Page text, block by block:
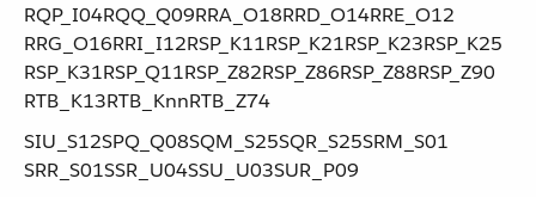
RQP_I04​ ​RQQ_Q09​ ​RRA_O18​ ​RRD_O14​ ​RRE_O12​ ​
RRG_O16​ ​RRI_I12​ ​RSP_K11​ ​RSP_K21​ ​RSP_K23​ ​RSP_K25​ ​
RSP_K31​ ​RSP_Q11​ ​RSP_Z82​ ​RSP_Z86​ ​RSP_Z88​ ​RSP_Z90​ ​
RTB_K13​ ​RTB_K​nn ​RTB_Z74
SIU_S12​ ​SPQ_Q08​ ​SQM_S25​ ​SQR_S25​ ​SRM_S01​ ​
SRR_S01​ ​SSR_U04​ ​SSU_U03​ ​SUR_P09